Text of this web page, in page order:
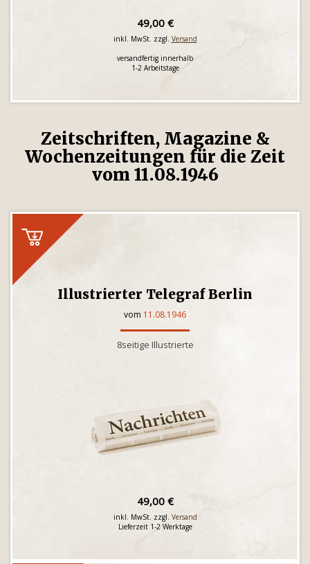
49,00 €
inkl. MwSt. zzgl. Versand
versandfertig innerhalb
1-2 Arbeitstage
Zeitschriften, Magazine &
Wochenzeitungen für die Zeit
vom 11.08.1946
Illustrierter Telegraf Berlin
vom 11.08.1946
8seitige Illustrierte
49,00 €
inkl. MwSt. zzgl. Versand
Lieferzeit 1-2 Werktage